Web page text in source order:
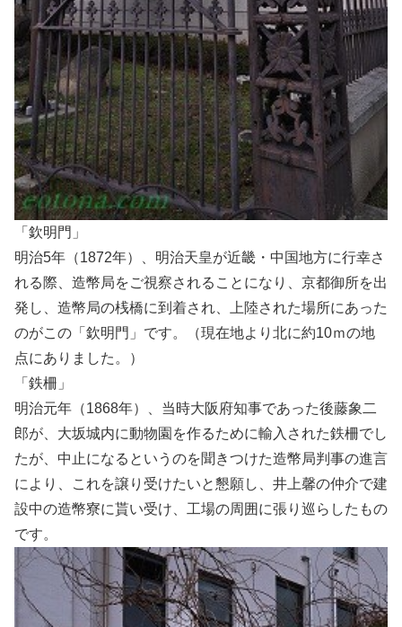
「欽明門」
明治5年（1872年）、明治天皇が近畿・中国地方に行幸さ
れる際、造幣局をご視察されることになり、京都御所を出
発し、造幣局の桟橋に到着され、上陸された場所にあった
のがこの「欽明門」です。（現在地より北に約10ｍの地
点にありました。）
「鉄柵」
明治元年（1868年）、当時大阪府知事であった後藤象二
郎が、大坂城内に動物園を作るために輸入された鉄柵でし
たが、中止になるというのを聞きつけた造幣局判事の進言
により、これを譲り受けたいと懇願し、井上馨の仲介で建
設中の造幣寮に貰い受け、工場の周囲に張り巡らしたもの
です。